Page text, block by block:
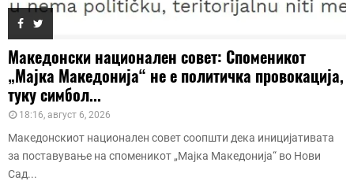
Македонски национален совет: Споменикот
„Мајка Македонија“ не е политичка провокација,
туку симбол...
18:16, август 6, 2026
Македонскиот национален совет соопшти дека иницијативата
за поставување на споменикот „Мајка Македонија“ во Нови
Сад...